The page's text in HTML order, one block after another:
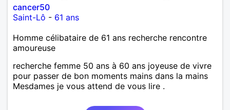
cancer50
Saint-Lô - 61 ans
Homme célibataire de 61 ans recherche rencontre
amoureuse
recherche femme 50 ans à 60 ans joyeuse de vivre
pour passer de bon moments mains dans la mains
Mesdames je vous attend de vous lire .